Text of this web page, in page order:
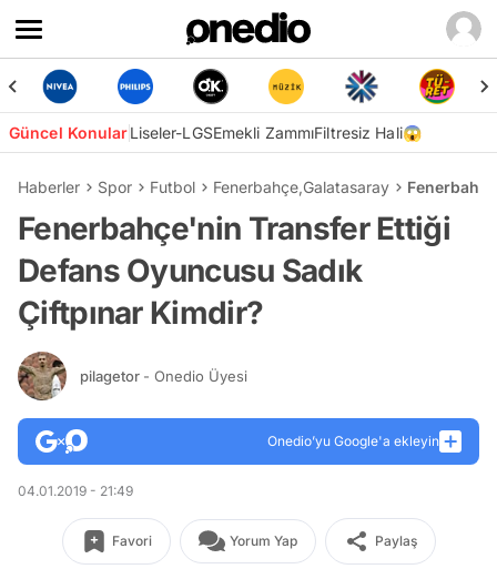
Güncel KonularLiseler-LGSEmekli ZammıFiltresiz Hali😱
Haberler Spor Futbol Fenerbahçe,Galatasaray
Fenerbahçe'nin Transfer Ettiği
Defans Oyuncusu Sadık
Çiftpınar Kimdir?
pilagetor - Onedio Üyesi
Onedio’yu Google'a ekleyin
04.01.2019 - 21:49
Favori Yorum Yap Paylaş